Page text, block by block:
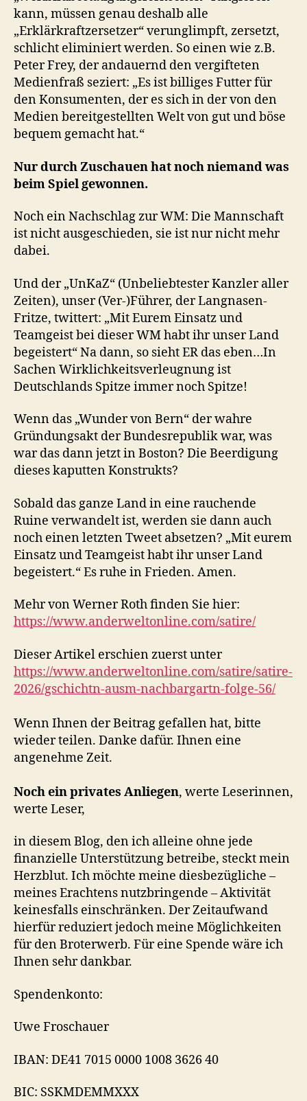
kann, müssen genau deshalb alle
„Erklärkraftzersetzer“ verunglimpft, zersetzt,
schlicht eliminiert werden. So einen wie z.B.
Peter Frey, der andauernd den vergifteten
Medienfraß seziert: „Es ist billiges Futter für
den Konsumenten, der es sich in der von den
Medien bereitgestellten Welt von gut und böse
bequem gemacht hat.“
Nur durch Zuschauen hat noch niemand was
beim Spiel gewonnen.
Noch ein Nachschlag zur WM: Die Mannschaft
ist nicht ausgeschieden, sie ist nur nicht mehr
dabei.
Und der „UnKaZ“ (Unbeliebtester Kanzler aller
Zeiten), unser (Ver-)Führer, der Langnasen-
Fritze, twittert: „Mit Eurem Einsatz und
Teamgeist bei dieser WM habt ihr unser Land
begeistert“ Na dann, so sieht ER das eben…In
Sachen Wirklichkeitsverleugnung ist
Deutschlands Spitze immer noch Spitze!
Wenn das „Wunder von Bern“ der wahre
Gründungsakt der Bundesrepublik war, was
war das dann jetzt in Boston? Die Beerdigung
dieses kaputten Konstrukts?
Sobald das ganze Land in eine rauchende
Ruine verwandelt ist, werden sie dann auch
noch einen letzten Tweet absetzen? „Mit eurem
Einsatz und Teamgeist habt ihr unser Land
begeistert.“ Es ruhe in Frieden. Amen.
Mehr von Werner Roth finden Sie hier:
https://www.anderweltonline.com/satire/
Dieser Artikel erschien zuerst unter
https://www.anderweltonline.com/satire/satire-
2026/gschichtn-ausm-nachbargartn-folge-56/
Wenn Ihnen der Beitrag gefallen hat, bitte
wieder teilen. Danke dafür. Ihnen eine
angenehme Zeit.
Noch ein privates Anliegen, werte Leserinnen,
werte Leser,
in diesem Blog, den ich alleine ohne jede
finanzielle Unterstützung betreibe, steckt mein
Herzblut. Ich möchte meine diesbezügliche –
meines Erachtens nutzbringende – Aktivität
keinesfalls einschränken. Der Zeitaufwand
hierfür reduziert jedoch meine Möglichkeiten
für den Broterwerb. Für eine Spende wäre ich
Ihnen sehr dankbar.
Spendenkonto:
Uwe Froschauer
IBAN: DE41 7015 0000 1008 3626 40
BIC: SSKMDEMMXXX